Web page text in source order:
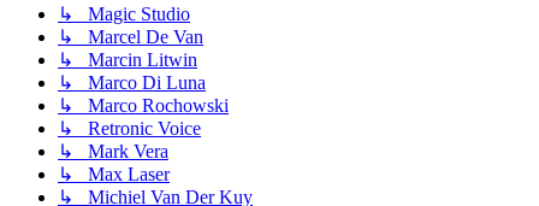
↳ Magic Studio
↳ Marcel De Van
↳ Marcin Litwin
↳ Marco Di Luna
↳ Marco Rochowski
↳ Retronic Voice
↳ Mark Vera
↳ Max Laser
↳ Michiel Van Der Kuy